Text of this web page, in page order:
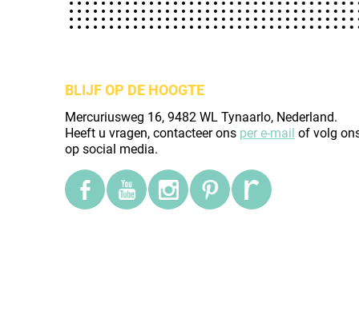
BLIJF OP DE HOOGTE
Mercuriusweg 16, 9482 WL Tynaarlo, Nederland.
Heeft u vragen, contacteer ons per e-mail of volg
op social media.